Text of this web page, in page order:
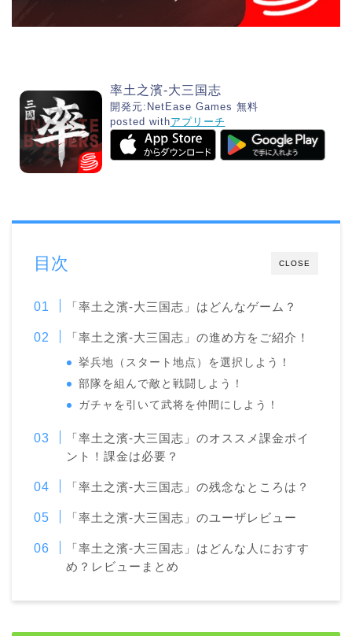
率土之濱-大三国志
開発元: NetEase Games 無料
posted withアプリーチ
CLOSE
目次
「率土之濱-大三国志」はどんなゲーム？
「率土之濱-大三国志」の進め方をご紹介！
挙兵地（スタート地点）を選択しよう！
部隊を組んで敵と戦闘しよう！
ガチャを引いて武将を仲間にしよう！
「率土之濱-大三国志」のオススメ課金ポイ
ント！課金は必要？
「率土之濱-大三国志」の残念なところは？
「率土之濱-大三国志」のユーザレビュー
「率土之濱-大三国志」はどんな人におすす
め？レビューまとめ